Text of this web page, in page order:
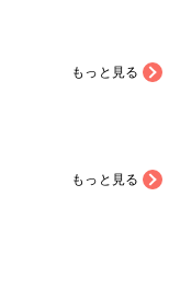
もっと見る
もっと見る